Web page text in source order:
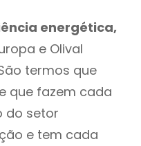
energética,
e Olival
termos que
que fazem cada
do setor
e tem cada